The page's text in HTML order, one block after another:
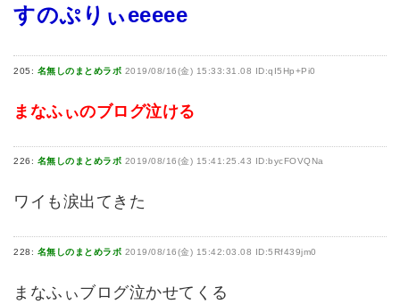
すのぷりぃeeeee
205: 名無しのまとめラボ 2019/08/16(金) 15:33:31.08 ID:qI5Hp+Pi0
まなふぃのブログ泣ける
226: 名無しのまとめラボ 2019/08/16(金) 15:41:25.43 ID:bycFOVQNa
ワイも涙出てきた
228: 名無しのまとめラボ 2019/08/16(金) 15:42:03.08 ID:5Rf439jm0
まなふぃブログ泣かせてくる